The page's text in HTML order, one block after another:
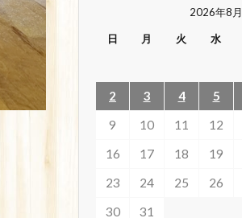
2026年8月
日 月 火 水
2
3 4 5
9
10 11 12
16
17 18 19
23
24 25 26
30
31